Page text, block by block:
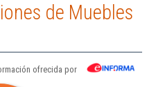
de Muebles
ofrecida por